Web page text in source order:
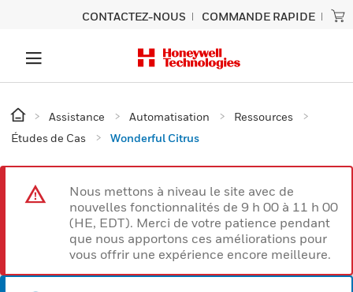
CONTACTEZ-NOUS COMMANDE RAPIDE
Assistance Automatisation
Ressources
Études de Cas
Wonderful Citrus
Nous mettons à niveau le site avec de
nouvelles fonctionnalités de 9 h 00 à 11 h 00
(HE, EDT). Merci de votre patience pendant
que nous apportons ces améliorations pour
vous offrir une expérience encore meilleure.